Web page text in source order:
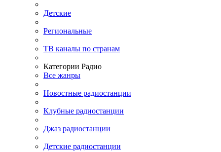
Детские
Региональные
ТВ каналы по странам
Категории Радио
Все жанры
Новостные радиостанции
Клубные радиостанции
Джаз радиостанции
Детские радиостанции